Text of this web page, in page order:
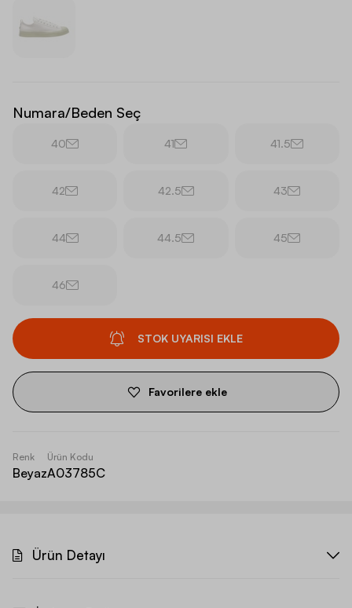
Numara/Beden Seç
40 41 41.5
42 42.5 43
44 44.5 45
46
STOK UYARISI EKLE
Favorilere ekle
Renk
Beyaz
Ürün Kodu
A03785C
Ürün Detayı